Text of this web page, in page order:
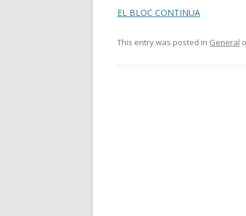
EL BLOC CONTINUA
This entry was posted in General